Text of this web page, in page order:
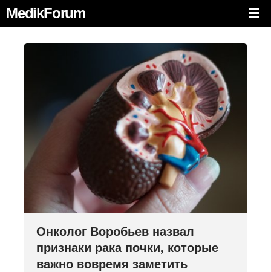
MedikForum
Онколог Воробьев назвал
признаки рака почки, которые
важно вовремя заметить